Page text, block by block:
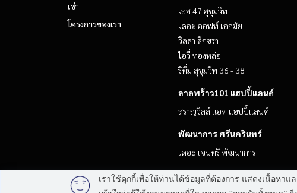
เช่า
โครงการของเรา
เอส 47 สุขุมวิท
เดอะ ลอฟท์ เอกมัย
วิลล่า สิกขรา
ไอวี่ ทองหล่อ
ริทึ่ม สุขุมวิท 36 - 38
ลาดพร้าว101 แฮปปี้แลนด์
สราญวิลล์ แอท แฮปปี้แลนด์
พัฒนาการ ศรีนครินทร์
เดอะ เจนทริ พัฒนาการ
เราใช้คุกกี้เพื่อให้ท่านได้ข้อมูลที่ต้องการ แสดงเนื้อหา